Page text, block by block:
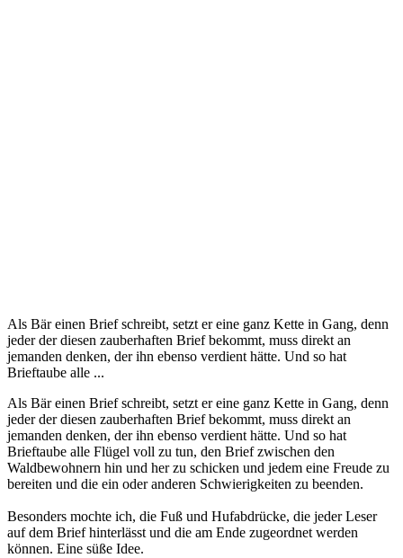
Als Bär einen Brief schreibt, setzt er eine ganz Kette in Gang, denn
jeder der diesen zauberhaften Brief bekommt, muss direkt an
jemanden denken, der ihn ebenso verdient hätte. Und so hat
Brieftaube alle ...
Als Bär einen Brief schreibt, setzt er eine ganz Kette in Gang, denn
jeder der diesen zauberhaften Brief bekommt, muss direkt an
jemanden denken, der ihn ebenso verdient hätte. Und so hat
Brieftaube alle Flügel voll zu tun, den Brief zwischen den
Waldbewohnern hin und her zu schicken und jedem eine Freude zu
bereiten und die ein oder anderen Schwierigkeiten zu beenden.
Besonders mochte ich, die Fuß und Hufabdrücke, die jeder Leser
auf dem Brief hinterlässt und die am Ende zugeordnet werden
können. Eine süße Idee.